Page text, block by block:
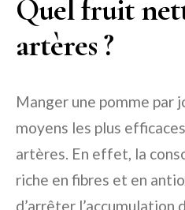
Quel fruit
artères ?
Manger une pomme par
moyens les plus
artères. En effet, la
riche en fibres et en
d’arrêter l’accumulation